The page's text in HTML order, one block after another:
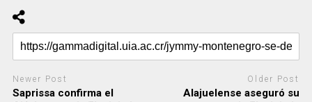
Newer Post
Saprissa confirma el
Older Post
Alajuelense aseguró su